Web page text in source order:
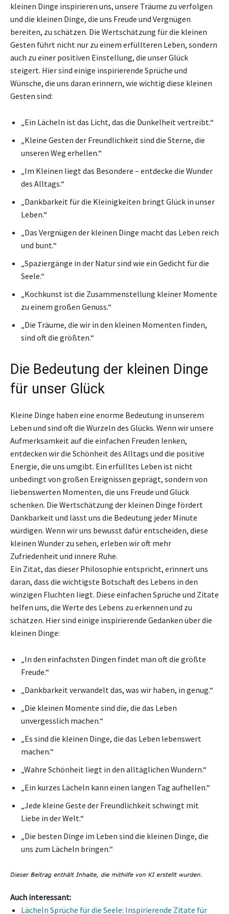
kleinen Dinge inspirieren uns, unsere Träume zu verfolgen
und die kleinen Dinge, die uns Freude und Vergnügen
bereiten, zu schätzen. Die Wertschätzung für die kleinen
Gesten führt nicht nur zu einem erfüllteren Leben, sondern
auch zu einer positiven Einstellung, die unser Glück
steigert. Hier sind einige inspirierende Sprüche und
Wünsche, die uns daran erinnern, wie wichtig diese kleinen
Gesten sind:
„Ein Lächeln ist das Licht, das die Dunkelheit vertreibt.“
„Kleine Gesten der Freundlichkeit sind die Sterne, die
unseren Weg erhellen.“
„Im Kleinen liegt das Besondere – entdecke die Wunder
des Alltags.“
„Dankbarkeit für die Kleinigkeiten bringt Glück in unser
Leben.“
„Das Vergnügen der kleinen Dinge macht das Leben reich
und bunt.“
„Spaziergänge in der Natur sind wie ein Gedicht für die
Seele.“
„Kochkunst ist die Zusammenstellung kleiner Momente
zu einem großen Genuss.“
„Die Träume, die wir in den kleinen Momenten finden,
sind oft die größten.“
Die Bedeutung der kleinen Dinge
für unser Glück
Kleine Dinge haben eine enorme Bedeutung in unserem
Leben und sind oft die Wurzeln des Glücks. Wenn wir unsere
Aufmerksamkeit auf die einfachen Freuden lenken,
entdecken wir die Schönheit des Alltags und die positive
Energie, die uns umgibt. Ein erfülltes Leben ist nicht
unbedingt von großen Ereignissen geprägt, sondern von
liebenswerten Momenten, die uns Freude und Glück
schenken. Die Wertschätzung der kleinen Dinge fördert
Dankbarkeit und lässt uns die Bedeutung jeder Minute
würdigen. Wenn wir uns bewusst dafür entscheiden, diese
kleinen Wunder zu sehen, erleben wir oft mehr
Zufriedenheit und innere Ruhe.
Ein Zitat, das dieser Philosophie entspricht, erinnert uns
daran, dass die wichtigste Botschaft des Lebens in den
winzigen Fluchten liegt. Diese einfachen Sprüche und Zitate
helfen uns, die Werte des Lebens zu erkennen und zu
schätzen. Hier sind einige inspirierende Gedanken über die
kleinen Dinge:
„In den einfachsten Dingen findet man oft die größte
Freude.“
„Dankbarkeit verwandelt das, was wir haben, in genug.“
„Die kleinen Momente sind die, die das Leben
unvergesslich machen.“
„Es sind die kleinen Dinge, die das Leben lebenswert
machen.“
„Wahre Schönheit liegt in den alltäglichen Wundern.“
„Ein kurzes Lächeln kann einen langen Tag aufhellen.“
„Jede kleine Geste der Freundlichkeit schwingt mit
Liebe in der Welt.“
„Die besten Dinge im Leben sind die kleinen Dinge, die
uns zum Lächeln bringen.“
Auch interessant:
Lächeln Sprüche für die Seele: Inspirierende Zitate für